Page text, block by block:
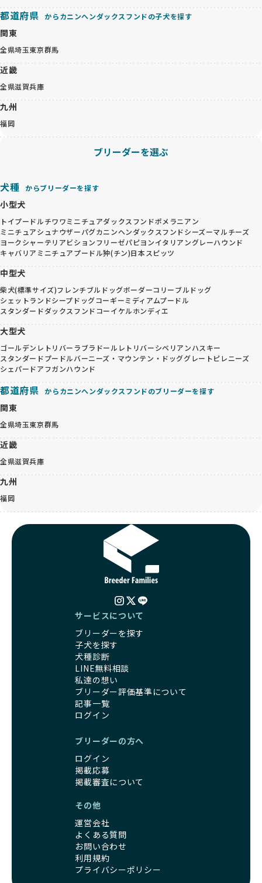
都道府県 からカニンヘンダックスフンドの子犬を探す
関東
全県埼玉東京群馬
近畿
全県滋賀兵庫
九州
福岡
ブリーダーを選ぶ
犬種 からブリーダーを探す
小型犬
トイプードルチワワミニチュアダックスフンドポメラニアン
ミニチュアシュナウザーパグカニンヘンダックスフンドシーズーマルチーズ
ヨークシャーテリアビションフリーゼパピヨンイタリアングレーハウンド
キャバリア ミニチュアプードル狆(チン)日本スピッツ
中型犬
柴犬(標準サイズ)フレンチブルドッグボーダーコリーブルドッグ
シェットランドシープドッグコーギーミディアムプードル
スタンダードダックスフンドコーイケルホンディエ
大型犬
ゴールデンレトリバー ラブラドールレトリバーシベリアンハスキー
スタンダードプードルバーニーズ・マウンテン・ドッググレートピレニーズ
シェパードアフガンハウンド
都道府県 からカニンヘンダックスフンドのブリーダーを探す
関東
全県埼玉東京群馬
近畿
全県滋賀兵庫
九州
福岡
サービスについて
ブリーダーを探す
子犬を探す
犬種診断
LINE無料相談
私達の想い
ブリーダー評価基準について
記事一覧
ログイン
ブリーダーの方へ
ログイン
掲載応募
掲載審査について
その他
運営会社
よくある質問
お問い合わせ
利用規約
プライバシーポリシー